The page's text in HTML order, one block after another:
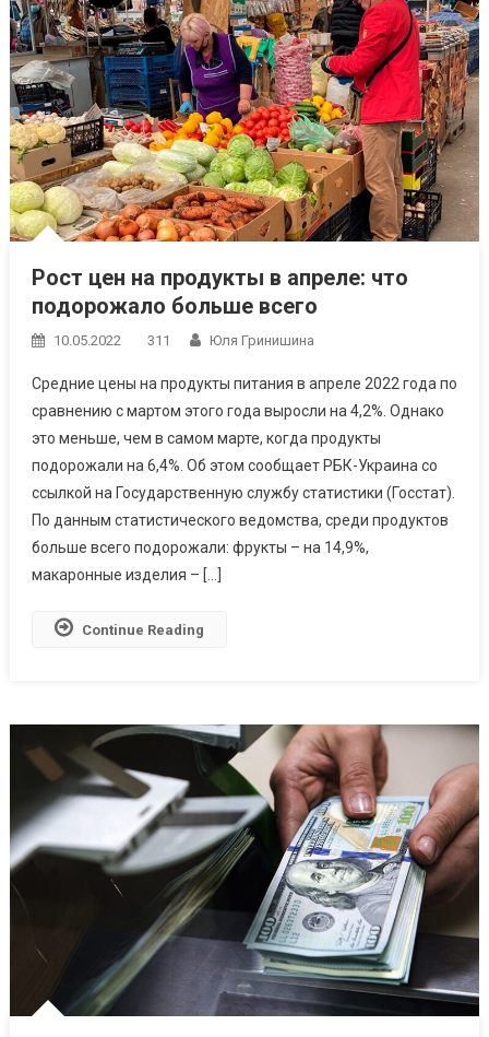
Рост цен на продукты в апреле: что
подорожало больше всего
10.05.2022 311 Юля Гринишина
Средние цены на продукты питания в апреле 2022 года по
сравнению с мартом этого года выросли на 4,2%. Однако
это меньше, чем в самом марте, когда продукты
подорожали на 6,4%. Об этом сообщает РБК-Украина со
ссылкой на Государственную службу статистики (Госстат).
По данным статистического ведомства, среди продуктов
больше всего подорожали: фрукты – на 14,9%,
макаронные изделия – […]
Continue Reading